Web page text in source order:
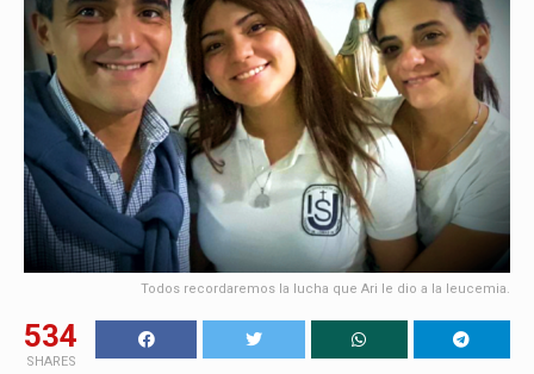
Todos recordaremos la lucha que Ari le dio a la leucemia.
534
SHARES